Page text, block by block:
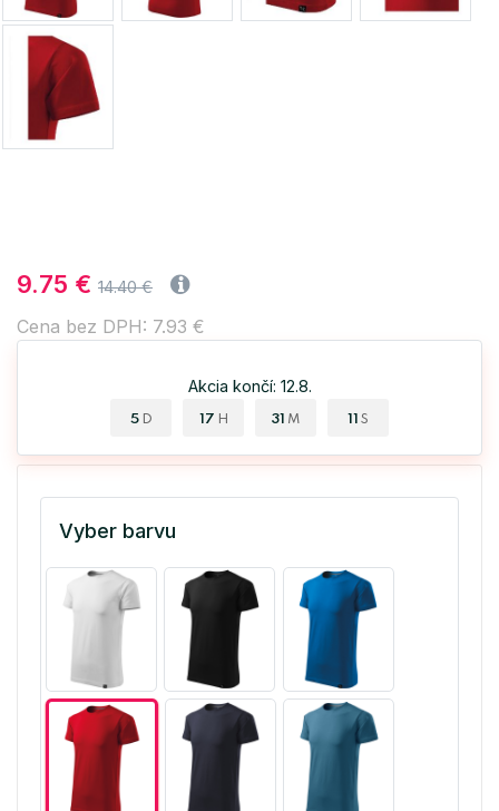
9.75 € 14.40 €
Cena bez DPH: 7.93 €
Akcia končí: 12.8.
5 D 17 H 31 M 11 S
Vyber barvu